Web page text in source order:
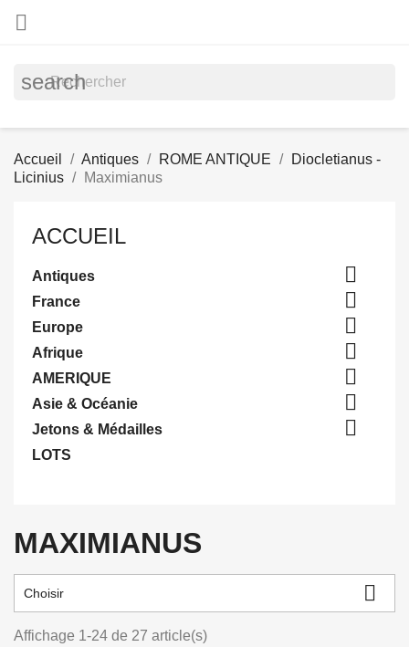

search
Accueil Antiques ROME ANTIQUE
Diocletianus -
Licinius
Maximianus
ACCUEIL
Antiques 
France 
Europe 
Afrique 
AMERIQUE 
Asie & Océanie 
Jetons & Médailles 
LOTS
MAXIMIANUS
Choisir 
Affichage 1-24 de 27 article(s)